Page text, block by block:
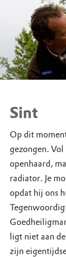
Sint
Op dit
gezongen.
openhaard,
radiator. Je
opdat hij ons
ligt niet aan
zijn